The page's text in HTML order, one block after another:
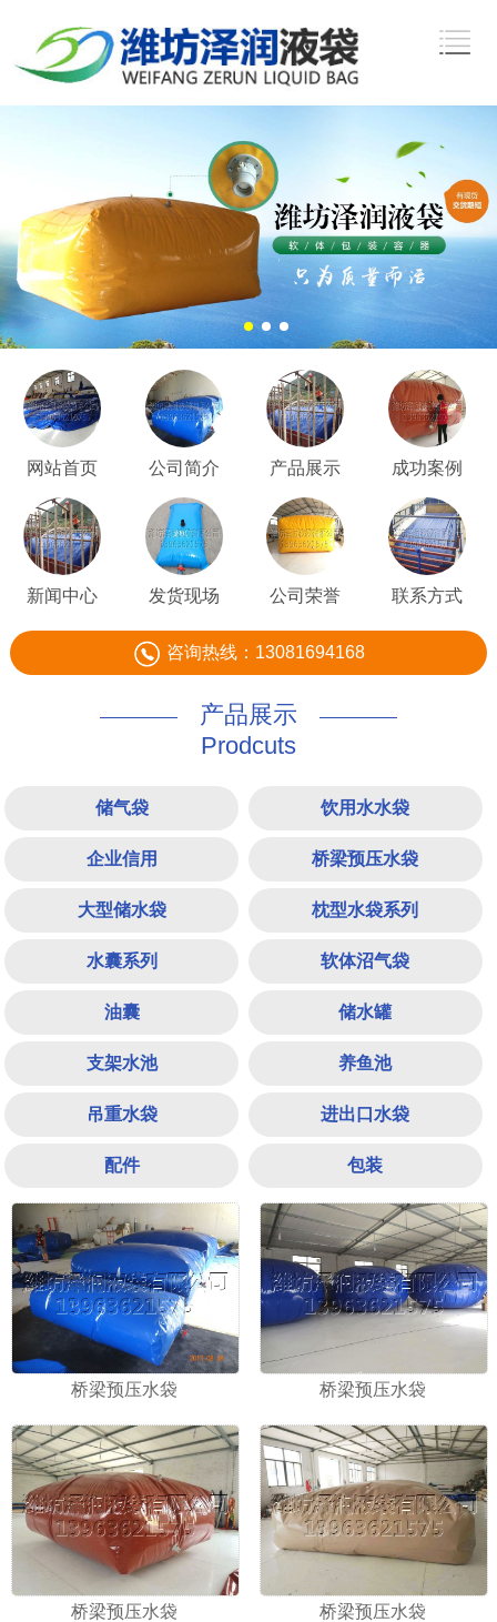
2 3
网站首页 公司简介 产品展示 成功案例
新闻中心 发货现场 公司荣誉 联系方式
咨询热线：13081694168
产品展示
Prodcuts
储气袋 饮用水水袋
企业信用 桥梁预压水袋
大型储水袋 枕型水袋系列
水囊系列 软体沼气袋
油囊 储水罐
支架水池 养鱼池
吊重水袋 进出口水袋
配件 包装
桥梁预压水袋 桥梁预压水袋
桥梁预压水袋 桥梁预压水袋